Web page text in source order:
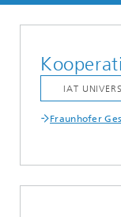
Fraunhofer